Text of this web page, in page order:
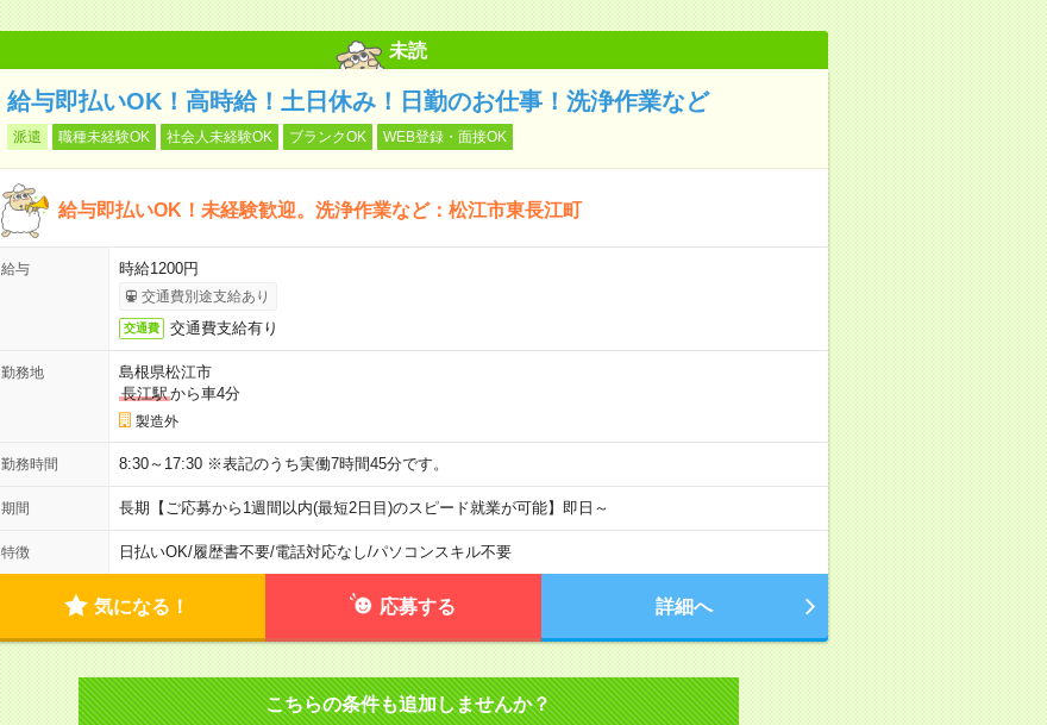
未読
給与即払いOK！高時給！土日休み！日勤のお仕事！洗浄作業など
派遣 職種未経験OK 社会人未経験OK ブランクOK WEB登録・面接OK
給与即払いOK！未経験歓迎。洗浄作業など：松江市東長江町
給与 時給1200円
交通費別途支給あり
交通費 交通費支給有り
勤務地
島根県松江市
長江駅から車4分
製造外
勤務時間 8:30～17:30 ※表記のうち実働7時間45分です。
期間 長期【ご応募から1週間以内(最短2日目)のスピード就業が可能】即日～
特徴 日払いOK/履歴書不要/電話対応なし/パソコンスキル不要
気になる！ 応募する 詳細へ
こちらの条件も追加しませんか？